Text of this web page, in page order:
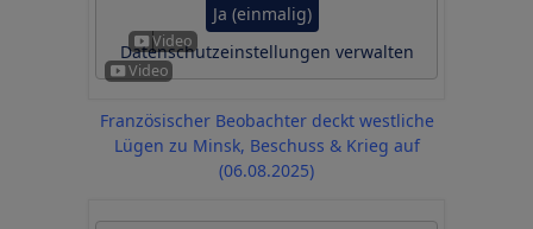
Ja (einmalig)
Datenschutzeinstellungen verwalten
Französischer Beobachter deckt westliche
Lügen zu Minsk, Beschuss & Krieg auf
(06.08.2025)